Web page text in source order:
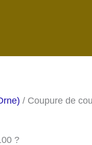
/ Coupure de
?